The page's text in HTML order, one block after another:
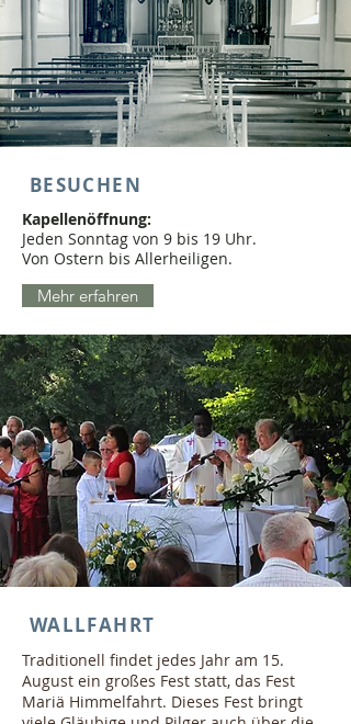
BESUCHEN
Kapellenöffnung:
Jeden Sonntag von 9 bis 19 Uhr.
Von Ostern bis Allerheiligen.
Mehr erfahren
WALLFAHRT
Traditionell findet jedes Jahr am 15.
August ein großes Fest statt, das Fest
Mariä Himmelfahrt. Dieses Fest bringt